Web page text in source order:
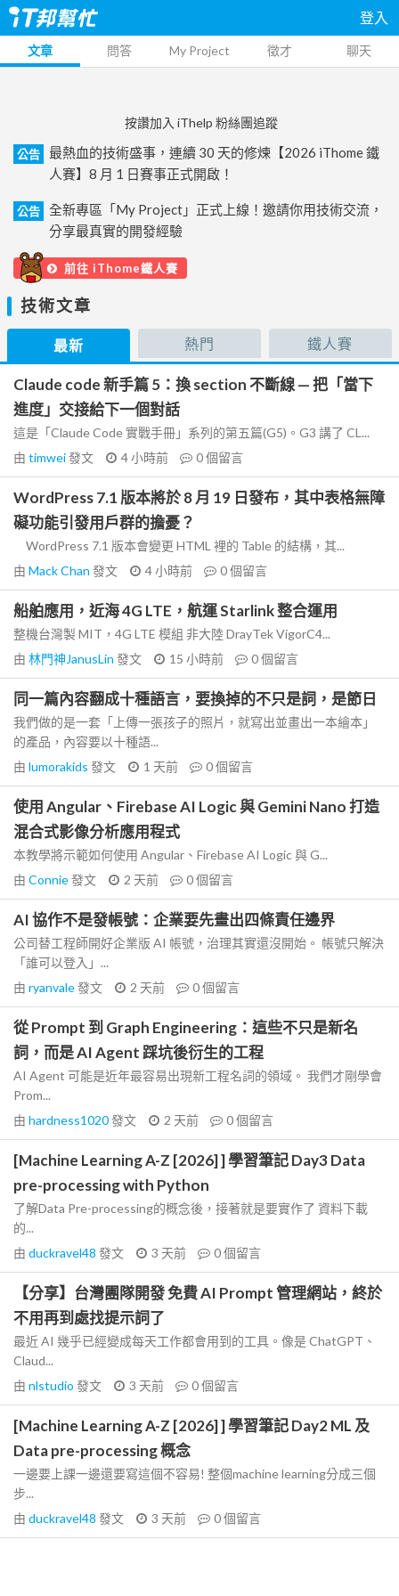
登入
文章 問答 My Project 徵才 聊天
按讚加入 iThelp 粉絲團追蹤
公告
最熱血的技術盛事，連續 30 天的修煉【2026 iThome 鐵
人賽】8 月 1 日賽事正式開啟！
公告
全新專區「My Project」正式上線！邀請你用技術交流，
分享最真實的開發經驗
前往 iThome鐵人賽
技術文章
最新 熱門 鐵人賽
Claude code 新手篇 5：換 section 不斷線 — 把「當下
進度」交接給下一個對話
這是「Claude Code 實戰手冊」系列的第五篇(G5)。G3 講了 CL...
由 timwei發文 4 小時前 0個留言
WordPress 7.1 版本將於 8 月 19 日發布，其中表格無障
礙功能引發用戶群的擔憂？
WordPress 7.1 版本會變更 HTML 裡的 Table 的結構，其...
由 Mack Chan 發文 4 小時前 0個留言
船舶應用，近海 4G LTE，航運 Starlink 整合運用
整機台灣製 MIT，4G LTE 模組 非大陸 DrayTek VigorC4...
由 林門神JanusLin 發文 15 小時前 0個留言
同一篇內容翻成十種語言，要換掉的不只是詞，是節日
我們做的是一套「上傳一張孩子的照片，就寫出並畫出一本繪本」
的產品，內容要以十種語...
由 lumorakids 發文 1 天前 0個留言
使用 Angular、Firebase AI Logic 與 Gemini Nano 打造
混合式影像分析應用程式
本教學將示範如何使用 Angular、Firebase AI Logic 與 G...
由 Connie發文 2 天前 0個留言
AI 協作不是發帳號：企業要先畫出四條責任邊界
公司替工程師開好企業版 AI 帳號，治理其實還沒開始。 帳號只解決
「誰可以登入」...
由 ryanvale發文 2 天前 0個留言
從 Prompt 到 Graph Engineering：這些不只是新名
詞，而是 AI Agent 踩坑後衍生的工程
AI Agent 可能是近年最容易出現新工程名詞的領域。 我們才剛學會
Prom...
由 hardness1020發文 2 天前 0個留言
[Machine Learning A-Z [2026] ] 學習筆記 Day3 Data
pre-processing with Python
了解Data Pre-processing的概念後，接著就是要實作了 資料下載
的...
由 duckravel48 發文 3 天前 0個留言
【分享】台灣團隊開發 免費 AI Prompt 管理網站，終於
不用再到處找提示詞了
最近 AI 幾乎已經變成每天工作都會用到的工具。像是 ChatGPT、
Claud...
由 nlstudio 發文 3 天前 0個留言
[Machine Learning A-Z [2026] ] 學習筆記 Day2 ML 及
Data pre-processing 概念
一邊要上課一邊還要寫這個不容易! 整個machine learning分成三個
步...
由 duckravel48 發文 3 天前 0個留言